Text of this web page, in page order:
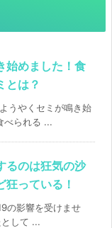
始めました！食
とは？
うやくセミが鳴き始
べられる ...
るのは狂気の沙
っている！
の影響を受けませ
して ...